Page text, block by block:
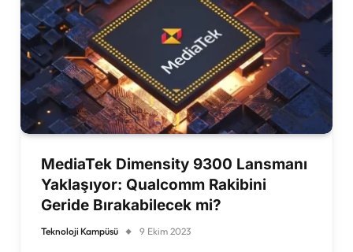
MediaTek Dimensity 9300 Lansmanı
Yaklaşıyor: Qualcomm Rakibini
Geride Bırakabilecek mi?
Teknoloji Kampüsü 9 Ekim 2023